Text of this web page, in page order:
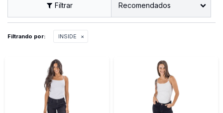
Recomendados
Filtrando por: INSIDE